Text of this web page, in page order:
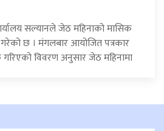
सल्यानले जेठ महिनाको मासिक
छ । मंगलबार आयोजित पत्रकार
विवरण अनुसार जेठ महिनामा